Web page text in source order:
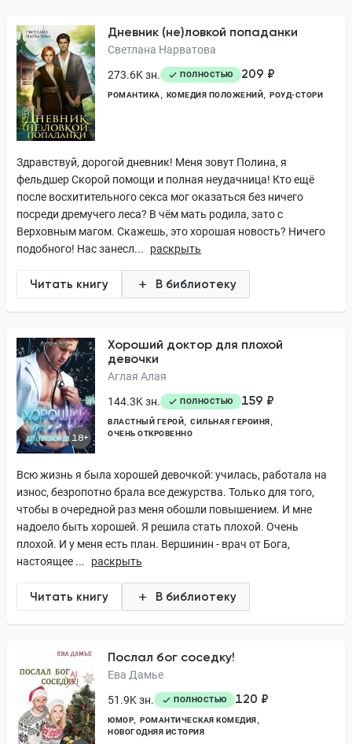
Дневник (не)ловкой попаданки
Светлана Нарватова
273.6K зн.
ПОЛНОСТЬЮ 209 ₽
РОМАНТИКА КОМЕДИЯ ПОЛОЖЕНИЙ РОУД-СТОРИ
Здравствуй, дорогой дневник! Меня зовут Полина, я
фельдшер Скорой помощи и полная неудачница! Кто ещё
после восхитительного секса мог оказаться без ничего
посреди дремучего леса? В чём мать родила, зато с
Верховным магом. Скажешь, это хорошая новость? Ничего
подобного! Нас занесл...
раскрыть
Читать книгу В библиотеку
18+
Хороший доктор для плохой
девочки
Аглая Алая
144.3K зн.
ПОЛНОСТЬЮ 159 ₽
ВЛАСТНЫЙ ГЕРОЙ
СИЛЬНАЯ ГЕРОИНЯ
ОЧЕНЬ ОТКРОВЕННО
Всю жизнь я была хорошей девочкой: училась, работала на
износ, безропотно брала все дежурства. Только для того,
чтобы в очередной раз меня обошли повышением. И мне
надоело быть хорошей. Я решила стать плохой. Очень
плохой. И у меня есть план. Вершинин - врач от Бога,
настоящее ...
раскрыть
Читать книгу В библиотеку
Послал бог соседку!
Ева Дамье
51.9K зн.
ПОЛНОСТЬЮ 120 ₽
ЮМОР
РОМАНТИЧЕСКАЯ КОМЕДИЯ
НОВОГОДНЯЯ ИСТОРИЯ